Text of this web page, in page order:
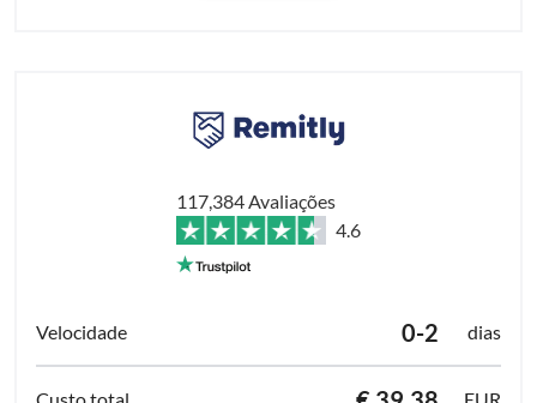
117,384 Avaliações
4.6
0-2 dias
EUR